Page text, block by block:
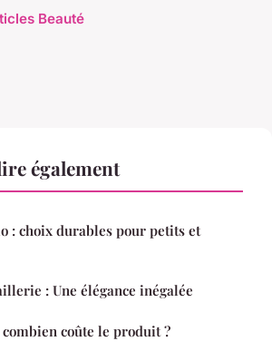
Beauté
également
: choix durables pour petits et
: Une élégance inégalée
coûte le produit ?